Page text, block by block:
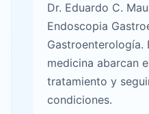
Dr. Eduardo C.
Endoscopia
Gastroenterología.
medicina abarcan
tratamiento y
condiciones.